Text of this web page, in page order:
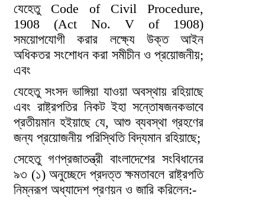
যেহেতু Code of Civil Procedure,
1908 (Act No. V of 1908)
সময়োপযোগী করার লক্ষ্যে উক্ত আইন
অধিকতর সংশোধন করা সমীচীন ও প্রয়োজনীয়;
এবং
যেহেতু সংসদ ভাঙ্গিয়া যাওয়া অবস্থায় রহিয়াছে
এবং রাষ্ট্রপতির নিকট ইহা সন্তোষজনকভাবে
প্রতীয়মান হইয়াছে যে, আশু ব্যবস্থা গ্রহণের
জন্য প্রয়োজনীয় পরিস্থিতি বিদ্যমান রহিয়াছে;
সেহেতু গণপ্রজাতন্ত্রী বাংলাদেশের সংবিধানের
৯৩ (১) অনুচ্ছেদে প্রদত্ত ক্ষমতাবলে রাষ্ট্রপতি
নিম্নরূপ অধ্যাদেশ প্রণয়ন ও জারি করিলেন:-